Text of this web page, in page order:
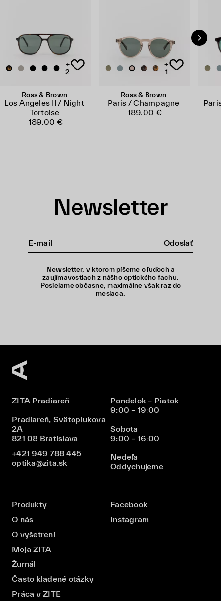
+
2
Ross & Brown
Los Angeles II / Night
Tortoise
189.00 €
+
1
Ross & Brown
Paris / Champagne
189.00 €
Newsletter
Odoslať
Newsletter, v ktorom píšeme o ľuďoch a
zaujímavostiach z nášho optického fachu.
Posielame občasne, maximálne však raz do
mesiaca.
ZITA Pradiareň
Pradiareň, Svätoplukova
2A
821 08 Bratislava
+421 949 788 445
optika@zita.sk
Pondelok – Piatok
9:00 – 19:00
Sobota
9:00 – 16:00
Nedeľa
Oddychujeme
Produkty
O nás
O vyšetrení
Moja ZITA
Žurnál
Často kladené otázky
Práca v ZITE
Facebook
Instagram